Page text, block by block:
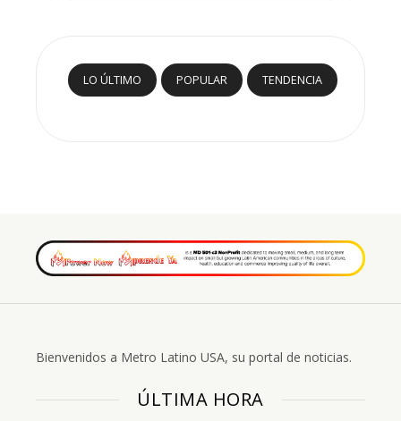
LO ÚLTIMO POPULAR TENDENCIA
Bienvenidos a Metro Latino USA, su portal de noticias.
ÚLTIMA HORA